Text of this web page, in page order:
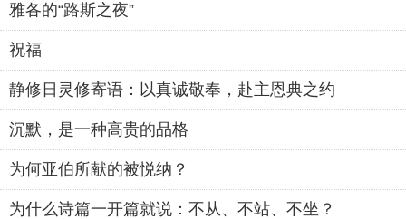
雅各的“路斯之夜”
祝福
静修日灵修寄语：以真诚敬奉，赴主恩典之约
沉默，是一种高贵的品格
为何亚伯所献的被悦纳？
为什么诗篇一开篇就说：不从、不站、不坐？